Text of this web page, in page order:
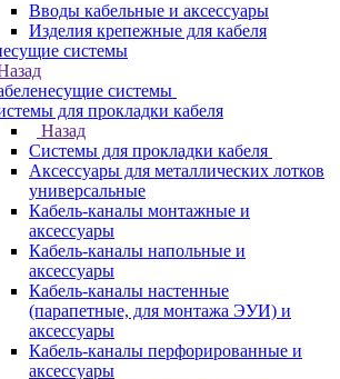
Вводы кабельные и аксессуары
Изделия крепежные для кабеля
системы
системы
для прокладки кабеля
Назад
Системы для прокладки кабеля
Аксессуары для металлических лотков
универсальные
Кабель-каналы монтажные и
аксессуары
Кабель-каналы напольные и
аксессуары
Кабель-каналы настенные
(парапетные, для монтажа ЭУИ) и
аксессуары
Кабель-каналы перфорированные и
аксессуары